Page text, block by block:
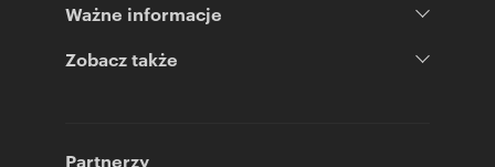
Ważne informacje
Zobacz także
Partnerzy